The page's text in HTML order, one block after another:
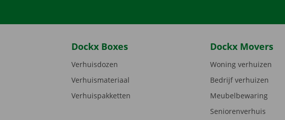
Dockx Boxes
Verhuisdozen
Verhuismateriaal
Verhuispakketten
Dockx Movers
Woning verhuizen
Bedrijf verhuizen
Meubelbewaring
Seniorenverhuis